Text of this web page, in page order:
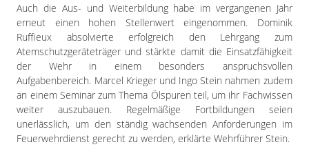
Auch die Aus- und Weiterbildung habe im vergangenen Jahr
erneut einen hohen Stellenwert eingenommen. Dominik
Ruffieux absolvierte erfolgreich den Lehrgang zum
Atemschutzgeräteträger und stärkte damit die Einsatzfähigkeit
der Wehr in einem besonders anspruchsvollen
Aufgabenbereich. Marcel Krieger und Ingo Stein nahmen zudem
an einem Seminar zum Thema Ölspuren teil, um ihr Fachwissen
weiter auszubauen. Regelmäßige Fortbildungen seien
unerlässlich, um den ständig wachsenden Anforderungen im
Feuerwehrdienst gerecht zu werden, erklärte Wehrführer Stein.